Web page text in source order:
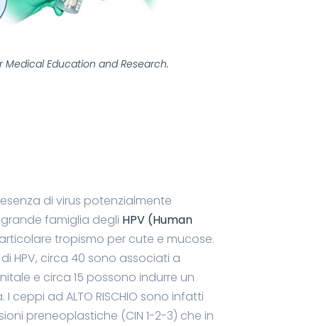
Education and Research.
di virus potenzialmente
famiglia degli HPV (Human
tropismo per cute e mucose.
HPV, circa 40 sono associati a
e circa 15 possono indurre un
ceppi ad ALTO RISCHIO sono infatti
preneoplastiche (CIN 1-2-3) che in